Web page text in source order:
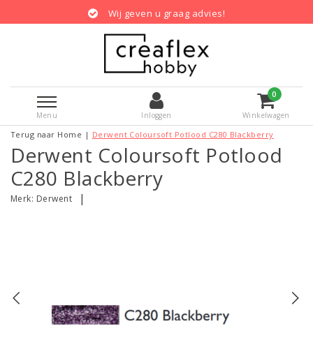
Wij geven u graag advies!
Menu Inloggen
0
Winkelwagen
Terug naar Home | Derwent Coloursoft Potlood C280 Blackberry
Derwent Coloursoft Potlood
C280 Blackberry
Merk: Derwent |